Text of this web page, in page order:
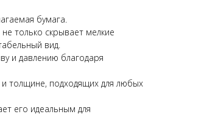
бумага.
только скрывает мелкие
вид.
и давлению благодаря
толщине, подходящих для любых
его идеальным для